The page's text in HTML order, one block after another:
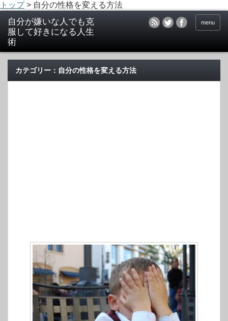
トップ> 自分の性格を変える方法
menu
カテゴリー：自分の性格を変える方法